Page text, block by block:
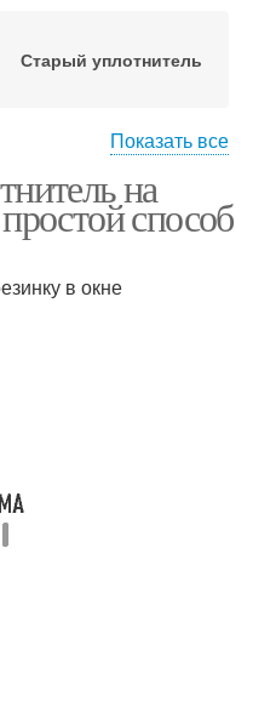
Старый уплотнитель
пластиковое окно
Показать все
на
способ
в окне